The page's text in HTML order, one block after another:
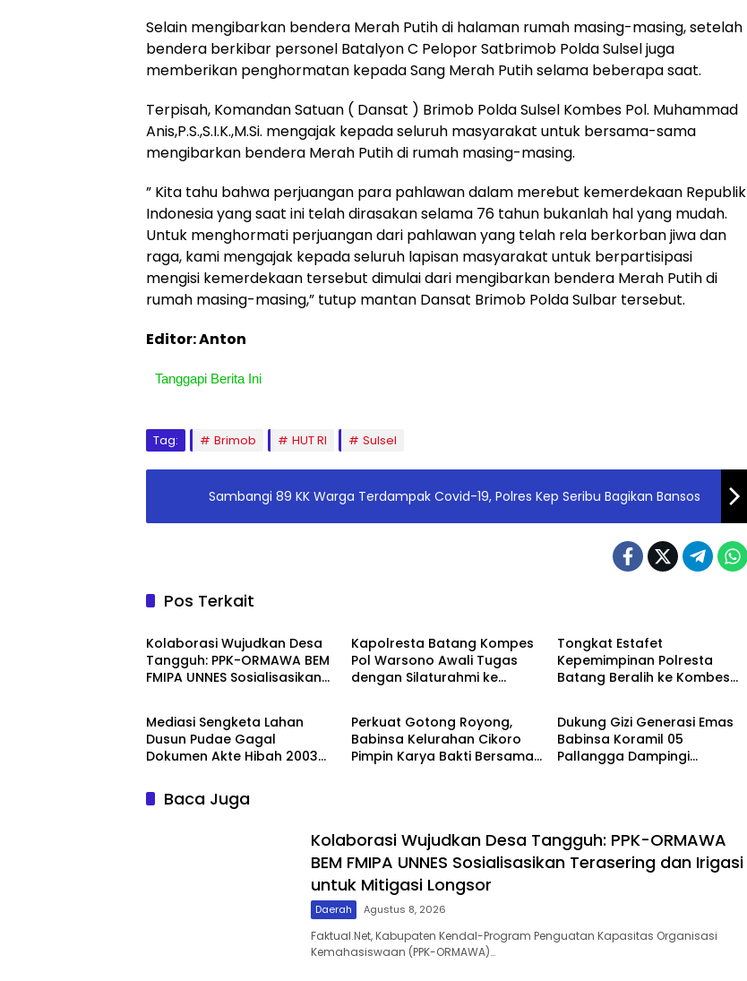
Selain mengibarkan bendera Merah Putih di halaman rumah masing-masing, setelah
bendera berkibar personel Batalyon C Pelopor Satbrimob Polda Sulsel juga
memberikan penghormatan kepada Sang Merah Putih selama beberapa saat.
Terpisah, Komandan Satuan ( Dansat ) Brimob Polda Sulsel Kombes Pol. Muhammad
Anis,P.S.,S.I.K.,M.Si. mengajak kepada seluruh masyarakat untuk bersama-sama
mengibarkan bendera Merah Putih di rumah masing-masing.
” Kita tahu bahwa perjuangan para pahlawan dalam merebut kemerdekaan Republik
Indonesia yang saat ini telah dirasakan selama 76 tahun bukanlah hal yang mudah.
Untuk menghormati perjuangan dari pahlawan yang telah rela berkorban jiwa dan
raga, kami mengajak kepada seluruh lapisan masyarakat untuk berpartisipasi
mengisi kemerdekaan tersebut dimulai dari mengibarkan bendera Merah Putih di
rumah masing-masing,” tutup mantan Dansat Brimob Polda Sulbar tersebut.
Editor: Anton
Tanggapi Berita Ini
Tag: Brimob HUT RI Sulsel
Sambangi 89 KK Warga Terdampak Covid-19, Polres Kep Seribu Bagikan Bansos
Pos Terkait
Daerah
Kolaborasi Wujudkan Desa
Tangguh: PPK-ORMAWA BEM
FMIPA UNNES Sosialisasikan
Kapolresta Batang Kompes
Pol Warsono Awali Tugas
dengan Silaturahmi ke
Tongkat Estafet
Kepemimpinan Polresta
Batang Beralih ke Kombes
Berita
Mediasi Sengketa Lahan
Dusun Pudae Gagal
Dokumen Akte Hibah 2003
Pemalsuan Mencuat
Berita
Perkuat Gotong Royong,
Babinsa Kelurahan Cikoro
Pimpin Karya Bakti Bersama
Berita
Dukung Gizi Generasi Emas
Babinsa Koramil 05
Pallangga Dampingi
Baca Juga
Kolaborasi Wujudkan Desa Tangguh: PPK-ORMAWA
BEM FMIPA UNNES Sosialisasikan Terasering dan Irigasi
untuk Mitigasi Longsor
Daerah Agustus 8, 2026
Faktual.Net, Kabupaten Kendal-Program Penguatan Kapasitas Organisasi
Kemahasiswaan (PPK-ORMAWA)…